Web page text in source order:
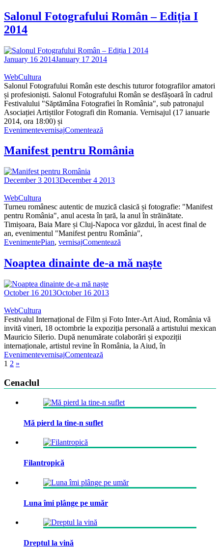
Salonul Fotografului Român – Ediția I
2014
January 16 2014January 17 2014
WebCultura
Salonul Fotografului Român este deschis tuturor fotografilor amatori
și profesioniști. Salonul Fotografului Român se desfășoară în cadrul
Festivalului "Săptămâna Fotografiei în România", sub patronajul
Asociației Artiștilor Fotografi din Romania. Vernisajul (17 ianuarie
2014, ora 18:00) și
EvenimentevernisajComentează
Manifest pentru România
December 3 2013December 4 2013
WebCultura
Turneu românesc autentic de muzică clasică și fotografie: "Manifest
pentru România", anul acesta în țară, la anul în străinătate.
Timișoara, Baia Mare și Cluj-Napoca vor găzdui, în acest final de
an, evenimentul "Manifest pentru România",
EvenimentePian, vernisajComentează
Noaptea dinainte de-a mă naște
October 16 2013October 16 2013
WebCultura
Festivalul Internațional de Film și Foto Inter-Art Aiud, România vă
invită vineri, 18 octombrie la expoziția personală a artistului mexican
Mauricio Silerio. După nenumărate colaborări și expoziții
internaționale, artistul revine în România, la Aiud, în
EvenimentevernisajComentează
1 2 »
Cenaclul
Mă pierd la tine-n suflet
Filantropică
Luna îmi plânge pe umăr
Dreptul la vină